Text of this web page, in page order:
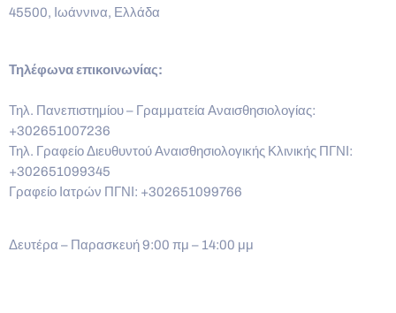
45500, Ιωάννινα, Ελλάδα
Τηλέφωνα επικοινωνίας:
Τηλ. Πανεπιστημίου – Γραμματεία Αναισθησιολογίας:
+302651007236
Τηλ. Γραφείο Διευθυντού Αναισθησιολογικής Κλινικής ΠΓΝΙ:
+302651099345
Γραφείο Ιατρών ΠΓΝΙ: +302651099766
Δευτέρα – Παρασκευή 9:00 πμ – 14:00 μμ